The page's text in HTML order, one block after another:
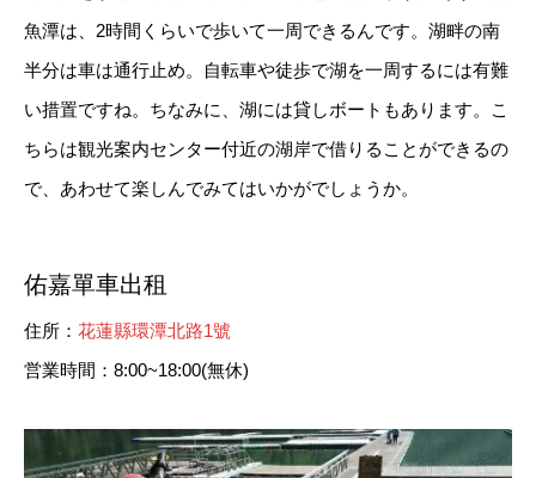
魚潭は、2時間くらいで歩いて一周できるんです。湖畔の南
半分は車は通行止め。自転車や徒歩で湖を一周するには有難
い措置ですね。ちなみに、湖には貸しボートもあります。こ
ちらは観光案内センター付近の湖岸で借りることができるの
で、あわせて楽しんでみてはいかがでしょうか。
佑嘉單車出租
住所： 花蓮縣環潭北路1號
営業時間：8:00~18:00(無休)